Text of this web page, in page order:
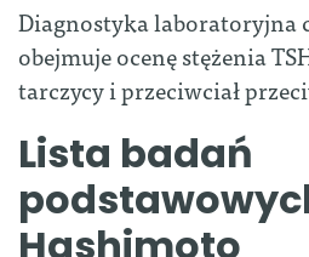
Diagnostyka laboratoryjna
obejmuje ocenę stężenia
tarczycy i przeciwciał
Lista badań
Hashimoto